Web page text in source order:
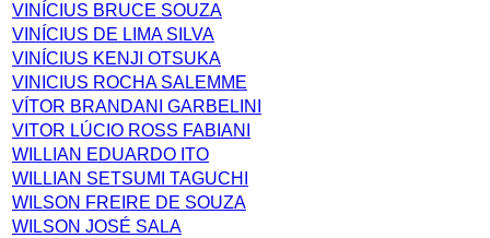
VINÍCIUS BRUCE SOUZA
VINÍCIUS DE LIMA SILVA
VINÍCIUS KENJI OTSUKA
VINICIUS ROCHA SALEMME
VÍTOR BRANDANI GARBELINI
VITOR LÚCIO ROSS FABIANI
WILLIAN EDUARDO ITO
WILLIAN SETSUMI TAGUCHI
WILSON FREIRE DE SOUZA
WILSON JOSÉ SALA